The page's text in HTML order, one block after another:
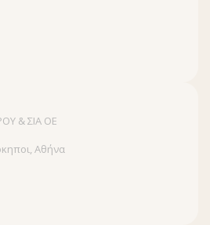
& ΣΙΑ ΟΕ
Αθήνα